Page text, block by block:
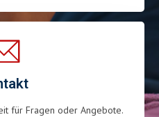
für Fragen oder Angebote.